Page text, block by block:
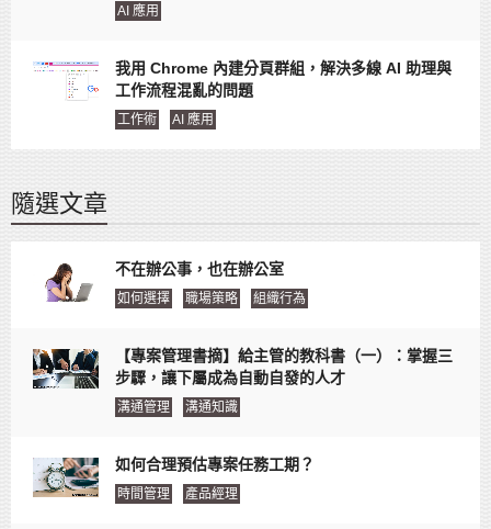
AI 應用
我用 Chrome 內建分頁群組，解決多線 AI 助理與
工作流程混亂的問題
工作術 AI 應用
隨選文章
不在辦公事，也在辦公室
如何選擇 職場策略 組織行為
【專案管理書摘】給主管的教科書（一）：掌握三
步驟，讓下屬成為自動自發的人才
溝通管理 溝通知識
如何合理預估專案任務工期？
時間管理 產品經理